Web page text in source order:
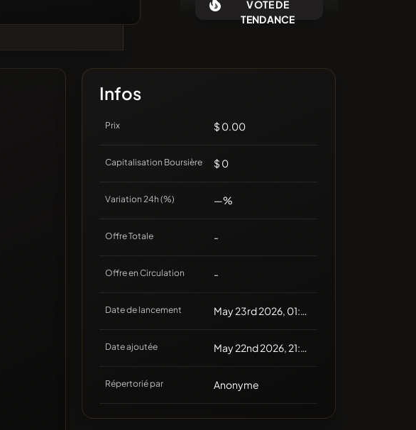
❌Aucune pièce récente
VOTE DE
TENDANCE
Infos
Prix $ 0.00
Capitalisation Boursière $ 0
Variation 24h (%) —%
Offre Totale -
Offre en Circulation -
Date de lancement May 23rd 2026, 01:45
Date ajoutée May 22nd 2026, 21:33
Répertorié par Anonyme